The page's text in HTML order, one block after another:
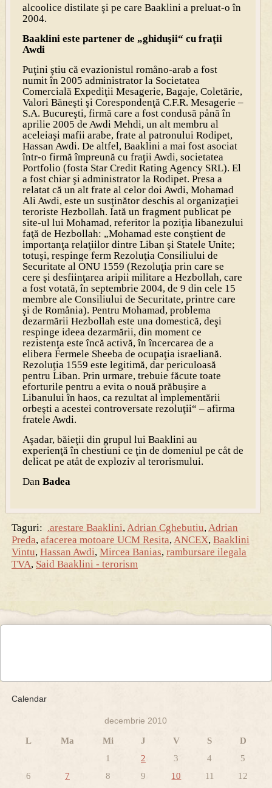
alcoolice distilate şi pe care Baaklini a preluat-o în
2004.
Baaklini este partener de „ghiduşii“ cu fraţii
Awdi
Puţini ştiu că evazionistul romåno-arab a fost
numit în 2005 administrator la Societatea
Comercială Expediţii Mesagerie, Bagaje, Coletărie,
Valori Băneşti şi Corespondenţă C.F.R. Mesagerie –
S.A. Bucureşti, firmă care a fost condusă pånă în
aprilie 2005 de Awdi Mehdi, un alt membru al
aceleiaşi mafii arabe, frate al patronului Rodipet,
Hassan Awdi. De altfel, Baaklini a mai fost asociat
într-o firmă împreună cu fraţii Awdi, societatea
Portfolio (fosta Star Credit Rating Agency SRL). El
a fost chiar şi administrator la Rodipet. Presa a
relatat că un alt frate al celor doi Awdi, Mohamad
Ali Awdi, este un susţinător deschis al organizaţiei
teroriste Hezbollah. Iată un fragment publicat pe
site-ul lui Mohamad, referitor la poziţia libanezului
faţă de Hezbollah: „Mohamad este conştient de
importanţa relaţiilor dintre Liban şi Statele Unite;
totuşi, respinge ferm Rezoluţia Consiliului de
Securitate al ONU 1559 (Rezoluţia prin care se
cere şi desfiinţarea aripii militare a Hezbollah, care
a fost votată, în septembrie 2004, de 9 din cele 15
membre ale Consiliului de Securitate, printre care
şi de Romånia). Pentru Mohamad, problema
dezarmării Hezbollah este una domestică, deşi
respinge ideea dezarmării, din moment ce
rezistenţa este încă activă, în încercarea de a
elibera Fermele Sheeba de ocupaţia israeliană.
Rezoluţia 1559 este legitimă, dar periculoasă
pentru Liban. Prin urmare, trebuie făcute toate
eforturile pentru a evita o nouă prăbuşire a
Libanului în haos, ca rezultat al implementării
orbeşti a acestei controversate rezoluţii“ – afirma
fratele Awdi.
Aşadar, băieţii din grupul lui Baaklini au
experienţă în chestiuni ce ţin de domeniul pe cåt de
delicat pe atåt de exploziv al terorismului.
DanBadea
Taguri: .arestare Baaklini,Adrian Cghebutiu,Adrian
Preda, afacerea motoare UCM Resita,ANCEX, Baaklini
Vintu, Hassan Awdi, Mircea Banias, rambursare ilegala
TVA, Said Baaklini - terorism
Calendar
decembrie 2010
L Ma Mi J V S
D
1
2 3 4
5
6
7 8 9 10 11
12